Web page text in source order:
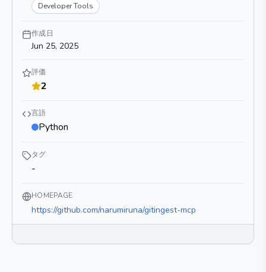
Developer Tools
作成日
Jun 25, 2025
評価
2
言語
Python
タグ
-
HOMEPAGE
https://github.com/narumiruna/gitingest-mcp